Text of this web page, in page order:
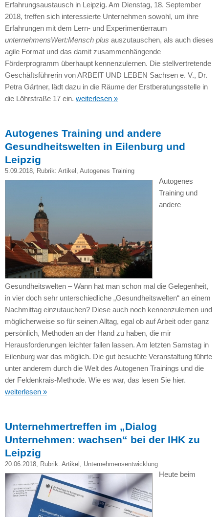
Erfahrungsaustausch in Leipzig. Am Dienstag, 18. September
2018, treffen sich interessierte Unternehmen sowohl, um ihre
Erfahrungen mit dem Lern- und Experimentierraum
unternehmensWert:Mensch plus auszutauschen, als auch dieses
agile Format und das damit zusammenhängende
Förderprogramm überhaupt kennenzulernen. Die stellvertretende
Geschäftsführerin von ARBEIT UND LEBEN Sachsen e. V., Dr.
Petra Gärtner, lädt dazu in die Räume der Erstberatungsstelle in
die Löhrstraße 17 ein. weiterlesen »
Autogenes Training und andere
Gesundheitswelten in Eilenburg und
Leipzig
5.09.2018, Rubrik: Artikel , Autogenes Training
Autogenes
Training und
andere
Gesundheitswelten – Wann hat man schon mal die Gelegenheit,
in vier doch sehr unterschiedliche „Gesundheitswelten“ an einem
Nachmittag einzutauchen? Diese auch noch kennenzulernen und
möglicherweise so für seinen Alltag, egal ob auf Arbeit oder ganz
persönlich, Methoden an der Hand zu haben, die mir
Herausforderungen leichter fallen lassen. Am letzten Samstag in
Eilenburg war das möglich. Die gut besuchte Veranstaltung führte
unter anderem durch die Welt des Autogenen Trainings und die
der Feldenkrais-Methode. Wie es war, das lesen Sie hier.
weiterlesen »
Unternehmertreffen im „Dialog
Unternehmen: wachsen“ bei der IHK zu
Leipzig
20.06.2018, Rubrik: Artikel , Unternehmensentwicklung
Heute beim